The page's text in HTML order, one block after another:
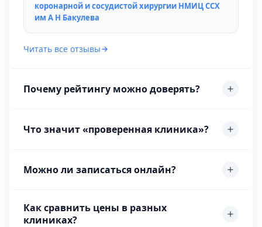
коронарной и сосудистой хирургии НМИЦ ССХ
им А Н Бакулева
Читать все отзывы
Почему рейтингу можно доверять?
Что значит «проверенная клиника»?
Можно ли записаться онлайн?
Как сравнить цены в разных
клиниках?